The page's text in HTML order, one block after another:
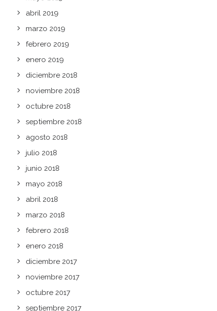
abril 2019
marzo 2019
febrero 2019
enero 2019
diciembre 2018
noviembre 2018
octubre 2018
septiembre 2018
agosto 2018
julio 2018
junio 2018
mayo 2018
abril 2018
marzo 2018
febrero 2018
enero 2018
diciembre 2017
noviembre 2017
octubre 2017
septiembre 2017